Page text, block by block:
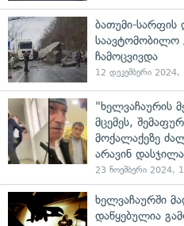
ბათუმი-სარფის
საავტომობილო
ჩამოცვივდა
12 დეკემბერი 2024,
"ხელვაჩაურის
მცემეს,
მოქალაქეზე
არავინ
23 ნოემბერი 2024,
ხელვაჩაურში
დაწყებულია